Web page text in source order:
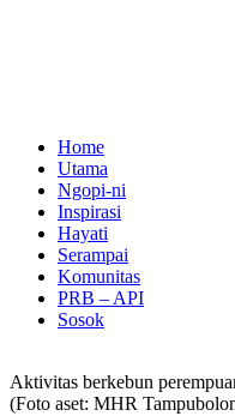
Home
Utama
Ngopi-ni
Inspirasi
Hayati
Serampai
Komunitas
PRB – API
Sosok
Aktivitas berkebun
(Foto aset: MHR